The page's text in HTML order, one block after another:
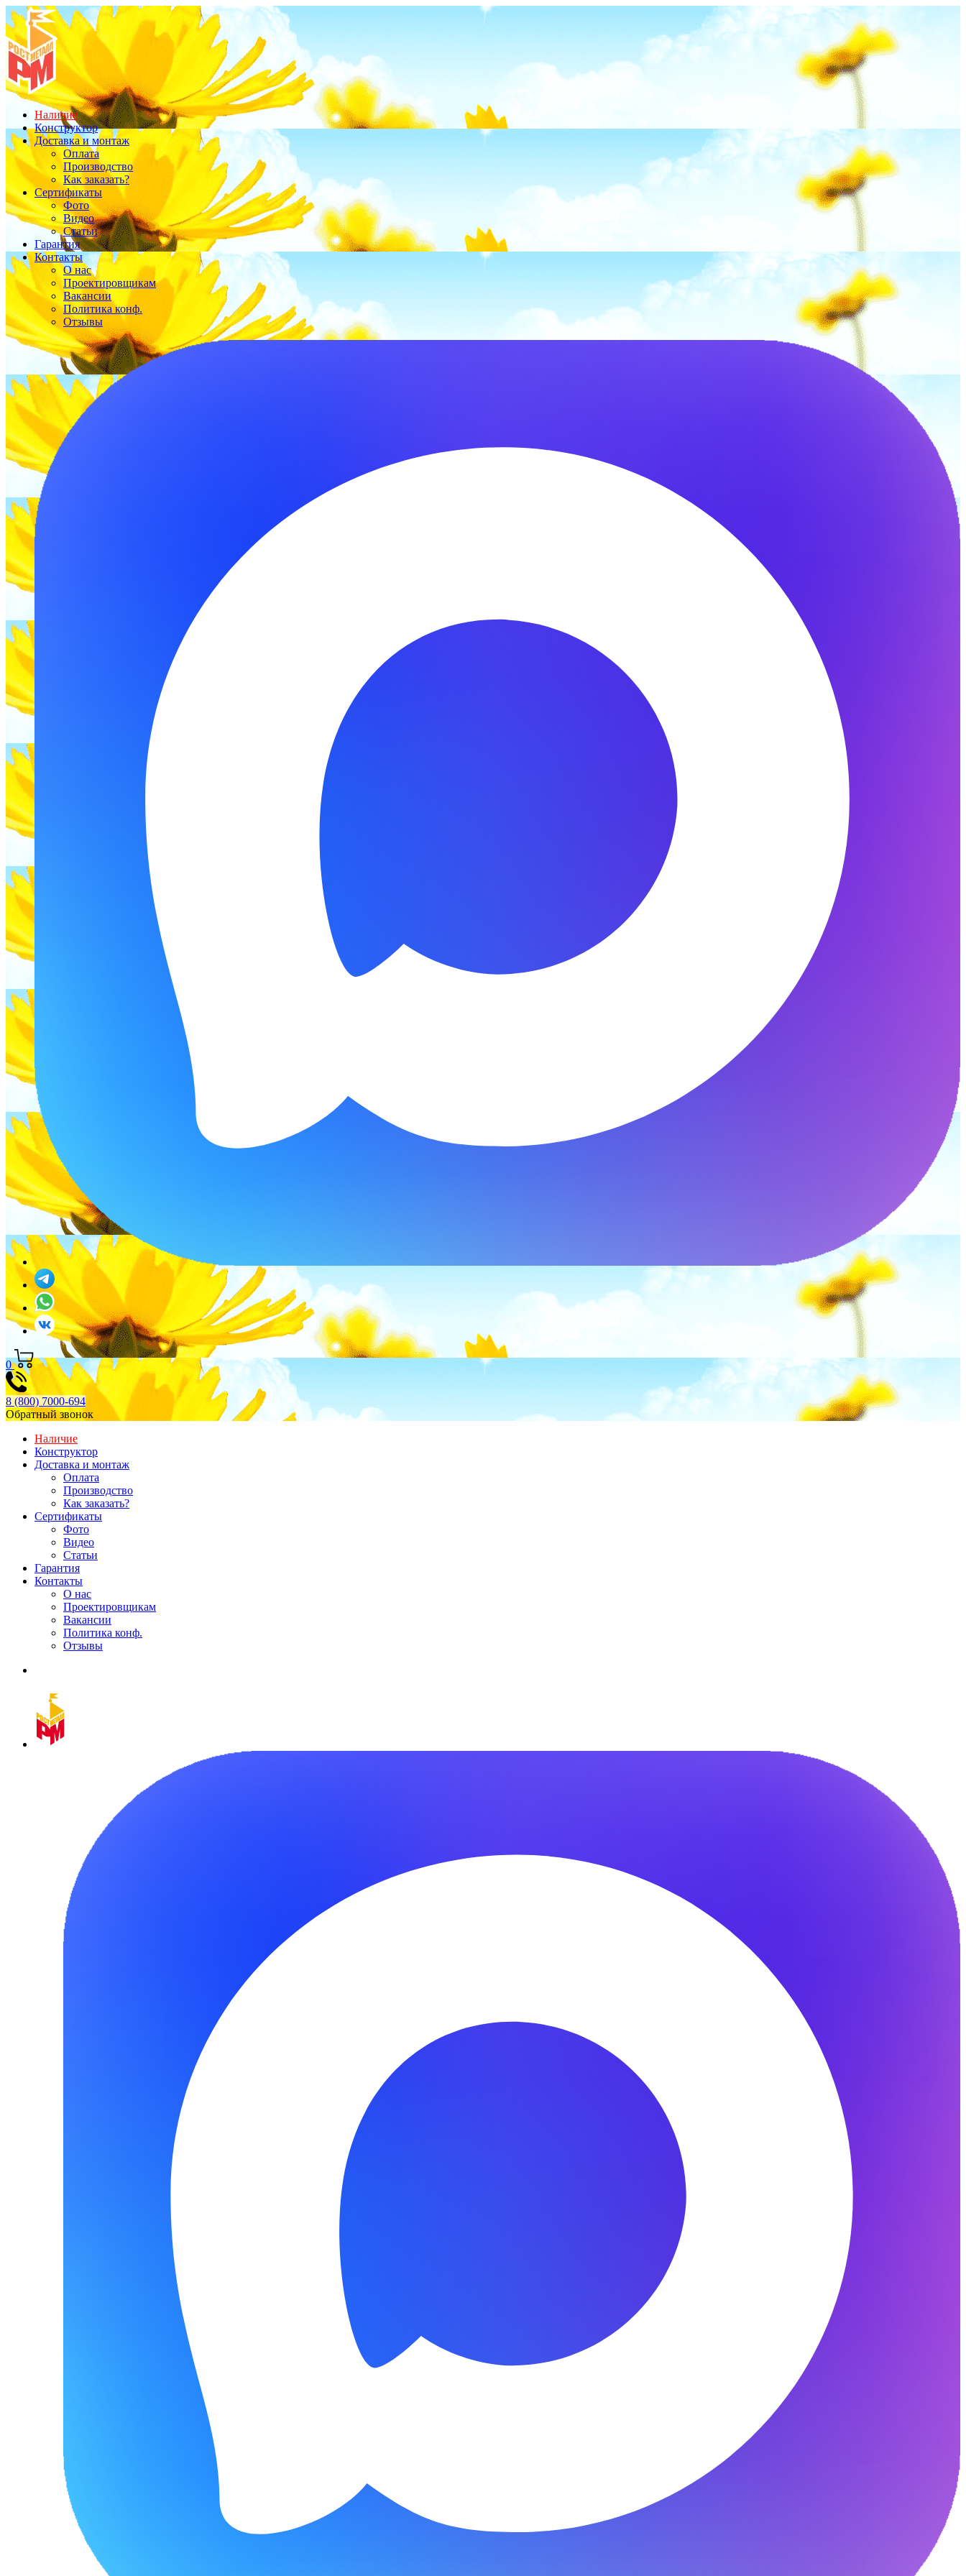
Наличие
Конструктор
Доставка и монтаж
Оплата
Производство
Как заказать?
Сертификаты
Фото
Видео
Статьи
Гарантия
Контакты
О нас
Проектировщикам
Вакансии
Политика конф.
Отзывы
0
8 (800) 7000-694
Обратный звонок
Наличие
Конструктор
Доставка и монтаж
Оплата
Производство
Как заказать?
Сертификаты
Фото
Видео
Статьи
Гарантия
Контакты
О нас
Проектировщикам
Вакансии
Политика конф.
Отзывы